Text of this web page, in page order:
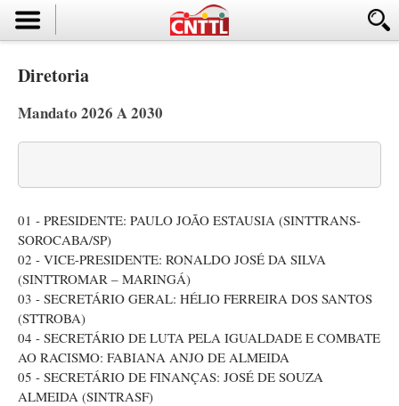
Diretoria
Mandato 2026 A 2030
01 - PRESIDENTE: PAULO JOÃO ESTAUSIA (SINTTRANS-
SOROCABA/SP)
02 - VICE-PRESIDENTE: RONALDO JOSÉ DA SILVA
(SINTTROMAR – MARINGÁ)
03 - SECRETÁRIO GERAL: HÉLIO FERREIRA DOS SANTOS
(STTROBA)
04 - SECRETÁRIO DE LUTA PELA IGUALDADE E COMBATE
AO RACISMO: FABIANA ANJO DE ALMEIDA
05 - SECRETÁRIO DE FINANÇAS: JOSÉ DE SOUZA
ALMEIDA (SINTRASF)